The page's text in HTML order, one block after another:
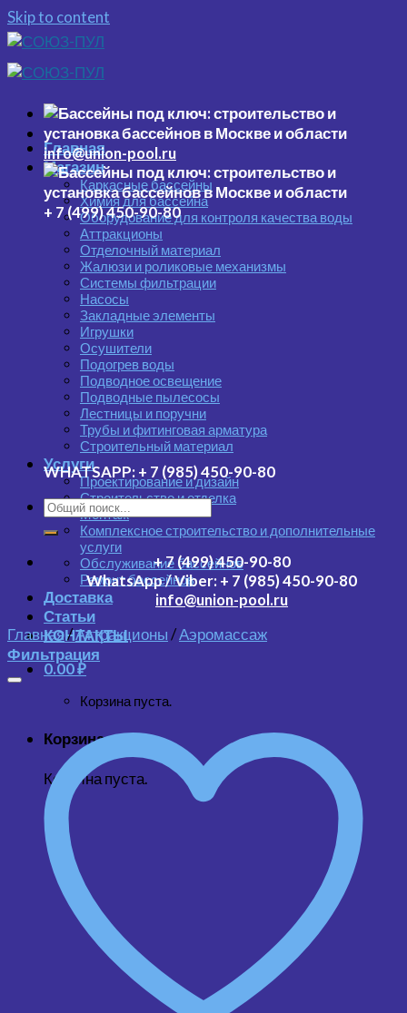
Skip to content
Главная
Магазин
Каркасные бассейны
Химия для бассейна
Оборудование для контроля качества воды
Аттракционы
Отделочный материал
Жалюзи и роликовые механизмы
Системы фильтрации
Насосы
Закладные элементы
Игрушки
Осушители
Подогрев воды
Подводное освещение
Подводные пылесосы
Лестницы и поручни
Трубы и фитинговая арматура
Строительный материал
Услуги
Проектирование и дизайн
Строительство и отделка
Монтаж
Комплексное строительство и дополнительные
услуги
Обслуживание бассейнов
Ремонт бассейнов
Доставка
Статьи
КОНТАКТЫ
0.00₽
Корзина пуста.
Корзина
Корзина пуста.
info@union-pool.ru
+ 7 (499) 450-90-80
WHATSAPP: + 7 (985) 450-90-80
+ 7 (499) 450-90-80
WhatsApp / Viber: + 7 (985) 450-90-80
info@union-pool.ru
Главная/Аттракционы/Аэромассаж
Фильтрация